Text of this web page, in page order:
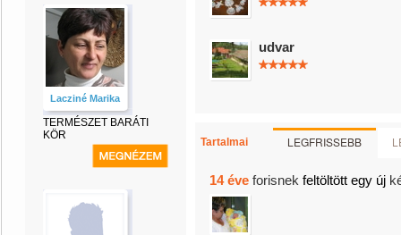
Lacziné Marika
TERMÉSZET BARÁTI
KÖR
udvar
Tartalmai LEGFRISSEBB
14 éve forisnek feltöltött egy új